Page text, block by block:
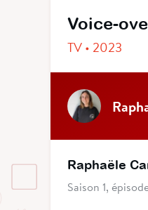
Voice-
TV • 2023
Raphaële
Saison 1,